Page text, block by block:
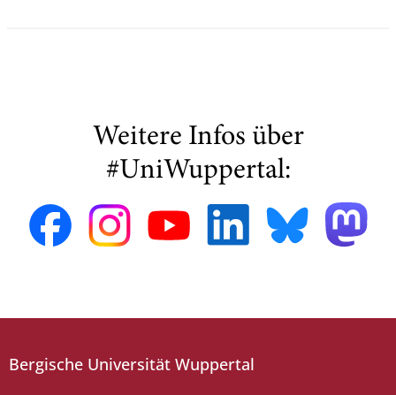
Weitere Infos über
#UniWuppertal:
Bergische Universität Wuppertal